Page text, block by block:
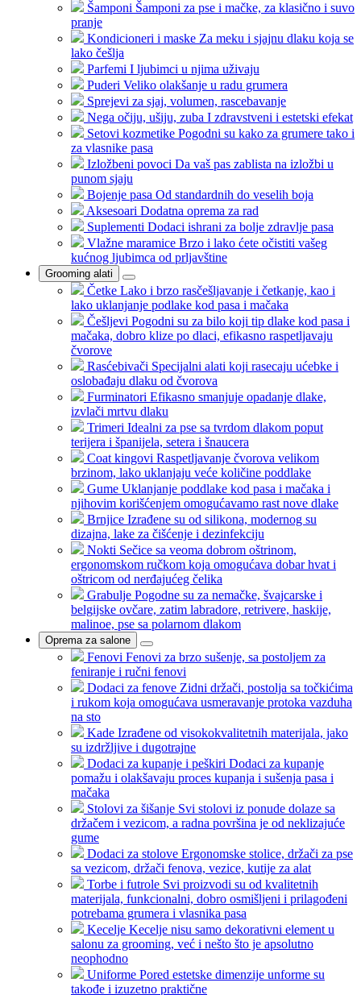
Šamponi Šamponi za pse i mačke, za klasično i suvo
pranje
Kondicioneri i maske Za meku i sjajnu dlaku koja se
lako češlja
Parfemi I ljubimci u njima uživaju
Puderi Veliko olakšanje u radu grumera
Sprejevi za sjaj, volumen, rascebavanje
Nega očiju, ušiju, zuba I zdravstveni i estetski efekat
Setovi kozmetike Pogodni su kako za grumere tako i
za vlasnike pasa
Izložbeni povoci Da vaš pas zablista na izložbi u
punom sjaju
Bojenje pasa Od standardnih do veselih boja
Aksesoari Dodatna oprema za rad
Suplementi Dodaci ishrani za bolje zdravlje pasa
Vlažne maramice Brzo i lako ćete očistiti vašeg
kućnog ljubimca od prljavštine
Grooming alati
Četke Lako i brzo rasčešljavanje i četkanje, kao i
lako uklanjanje podlake kod pasa i mačaka
Češljevi Pogodni su za bilo koji tip dlake kod pasa i
mačaka, dobro klize po dlaci, efikasno raspetljavaju
čvorove
Rasćebivači Specijalni alati koji rasecaju ućebke i
oslobađaju dlaku od čvorova
Furminatori Efikasno smanjuje opadanje dlake,
izvlači mrtvu dlaku
Trimeri Idealni za pse sa tvrdom dlakom poput
terijera i španijela, setera i šnaucera
Coat kingovi Raspetljavanje čvorova velikom
brzinom, lako uklanjaju veće količine poddlake
Gume Uklanjanje poddlake kod pasa i mačaka i
njihovim korišćenjem omogućavamo rast nove dlake
Brnjice Izrađene su od silikona, modernog su
dizajna, lake za čišćenje i dezinfekciju
Nokti Sečice sa veoma dobrom oštrinom,
ergonomskom ručkom koja omogućava dobar hvat i
oštricom od nerđajućeg čelika
Grabulje Pogodne su za nemačke, švajcarske i
belgijske ovčare, zatim labradore, retrivere, haskije,
malinoe, pse sa polarnom dlakom
Oprema za salone
Fenovi Fenovi za brzo sušenje, sa postoljem za
feniranje i ručni fenovi
Dodaci za fenove Zidni držači, postolja sa točkićima
i rukom koja omogućava usmeravanje protoka vazduha
na sto
Kade Izrađene od visokokvalitetnih materijala, jako
su izdržljive i dugotrajne
Dodaci za kupanje i peškiri Dodaci za kupanje
pomažu i olakšavaju proces kupanja i sušenja pasa i
mačaka
Stolovi za šišanje Svi stolovi iz ponude dolaze sa
držačem i vezicom, a radna površina je od neklizajuće
gume
Dodaci za stolove Ergonomske stolice, držači za pse
sa vezicom, držači fenova, vezice, kutije za alat
Torbe i futrole Svi proizvodi su od kvalitetnih
materijala, funkcionalni, dobro osmišljeni i prilagođeni
potrebama grumera i vlasnika pasa
Kecelje Kecelje nisu samo dekorativni element u
salonu za grooming, već i nešto što je apsolutno
neophodno
Uniforme Pored estetske dimenzije unforme su
takođe i izuzetno praktične